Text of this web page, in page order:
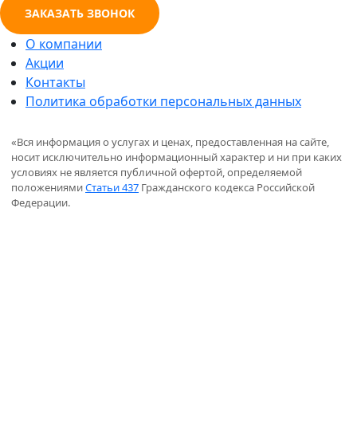
ЗАКАЗАТЬ ЗВОНОК
О компании
Акции
Контакты
Политика обработки персональных данных
«Вся информация о услугах и ценах, предоставленная на сайте,
носит исключительно информационный характер и ни при каких
условиях не является публичной офертой, определяемой
положениямиСтатьи 437 Гражданского кодекса Российской
Федерации.